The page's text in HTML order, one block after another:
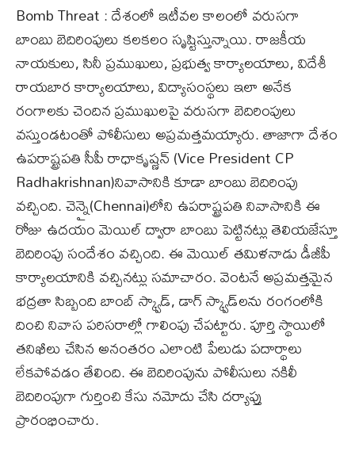
Bomb Threat : దేశంలో ఇటీవల కాలంలో వరుసగా
బాంబు బెదిరింపులు కలకలం సృష్టిస్తున్నాయి. రాజకీయ
నాయకులు, సినీ ప్రముఖులు, ప్రభుత్వ కార్యాలయాలు, విదేశీ
రాయబార కార్యాలయాలు, విద్యాసంస్థలు ఇలా అనేక
రంగాలకు చెందిన ప్రముఖులపై వరుసగా బెదిరింపులు
వస్తుండటంతో పోలీసులు అప్రమత్తమయ్యారు. తాజాగా దేశం
ఉపరాష్ట్రపతి సీపీ రాధాకృష్ణన్ (Vice President CP
Radhakrishnan)నివాసానికి కూడా బాంబు బెదిరింపు
వచ్చింది. చెన్నై(Chennai)లోని ఉపరాష్ట్రపతి నివాసానికి ఈ
రోజు ఉదయం మెయిల్ ద్వారా బాంబు పెట్టినట్లు తెలియజేస్తూ
బెదిరింపు సందేశం వచ్చింది. ఈ మెయిల్ తమిళనాడు డీజీపీ
కార్యాలయానికి వచ్చినట్లు సమాచారం. వెంటనే అప్రమత్తమైన
భద్రతా సిబ్బంది బాంబ్ స్క్వాడ్‌, డాగ్ స్క్వాడ్‌లను రంగంలోకి
దించి నివాస పరిసరాల్లో గాలింపు చేపట్టారు. పూర్తి స్థాయిలో
తనిఖీలు చేసిన అనంతరం ఎలాంటి పేలుడు పదార్థాలు
లేకపోవడం తేలింది. ఈ బెదిరింపును పోలీసులు నకిలీ
బెదిరింపుగా గుర్తించి కేసు నమోదు చేసి దర్యాప్తు
ప్రారంభించారు.